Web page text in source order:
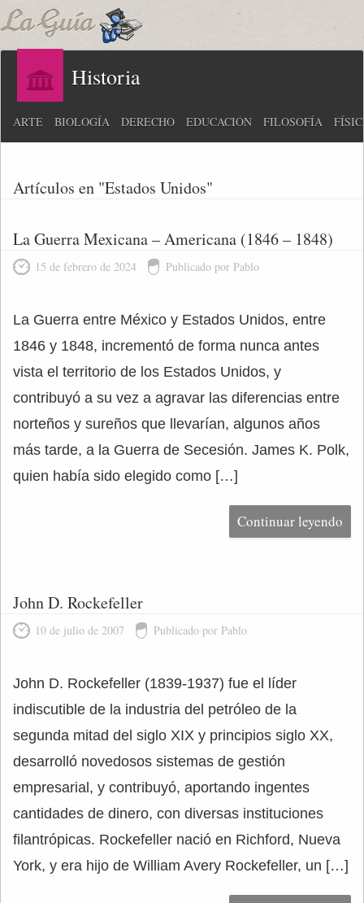
Historia
ARTE BIOLOGÍA DERECHO EDUCACIÓN FILOSOFÍA
Artículos en "Estados Unidos"
La Guerra Mexicana – Americana (1846 – 1848)
15 de febrero de 2024 Publicado por Pablo
La Guerra entre México y Estados Unidos, entre
1846 y 1848, incrementó de forma nunca antes
vista el territorio de los Estados Unidos, y
contribuyó a su vez a agravar las diferencias entre
norteños y sureños que llevarían, algunos años
más tarde, a la Guerra de Secesión. James K. Polk,
quien había sido elegido como […]
Continuar leyendo
John D. Rockefeller
10 de julio de 2007 Publicado por Pablo
John D. Rockefeller (1839-1937) fue el líder
indiscutible de la industria del petróleo de la
segunda mitad del siglo XIX y principios siglo XX,
desarrolló novedosos sistemas de gestión
empresarial, y contribuyó, aportando ingentes
cantidades de dinero, con diversas instituciones
filantrópicas. Rockefeller nació en Richford, Nueva
York, y era hijo de William Avery Rockefeller, un […]